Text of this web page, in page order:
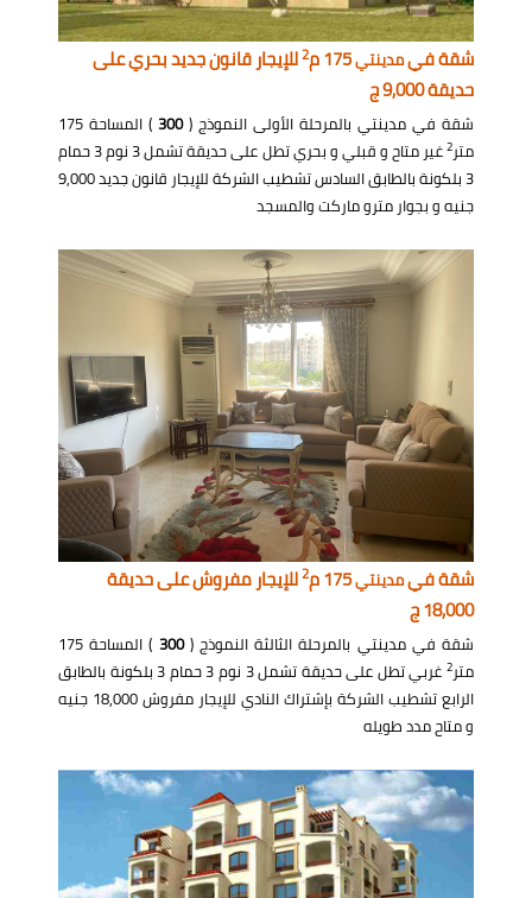
شقة فيمدينتي175 م 2للإيجار قانون جديد بحري على
حديقة 9,000 ج
شقة في مدينتي بالمرحلة الأولى النموذج (300
) المساحة 175
متر2
غير متاح و قبلي و بحري تطل على حديقة تشمل 3 نوم 3 حمام
3 بلكونة بالطابق السادس تشطيب الشركة للإيجار قانون جديد 9,000
جنيه و بجوار مترو ماركت والمسجد
شقة فيمدينتي175 م 2للإيجار مفروش على حديقة
18,000 ج
شقة في مدينتي بالمرحلة الثالثة النموذج (300
) المساحة 175
متر2
غربي تطل على حديقة تشمل 3 نوم 3 حمام 3 بلكونة بالطابق
الرابع تشطيب الشركة بإشتراك النادي للإيجار مفروش 18,000 جنيه
و متاح مدد طويله